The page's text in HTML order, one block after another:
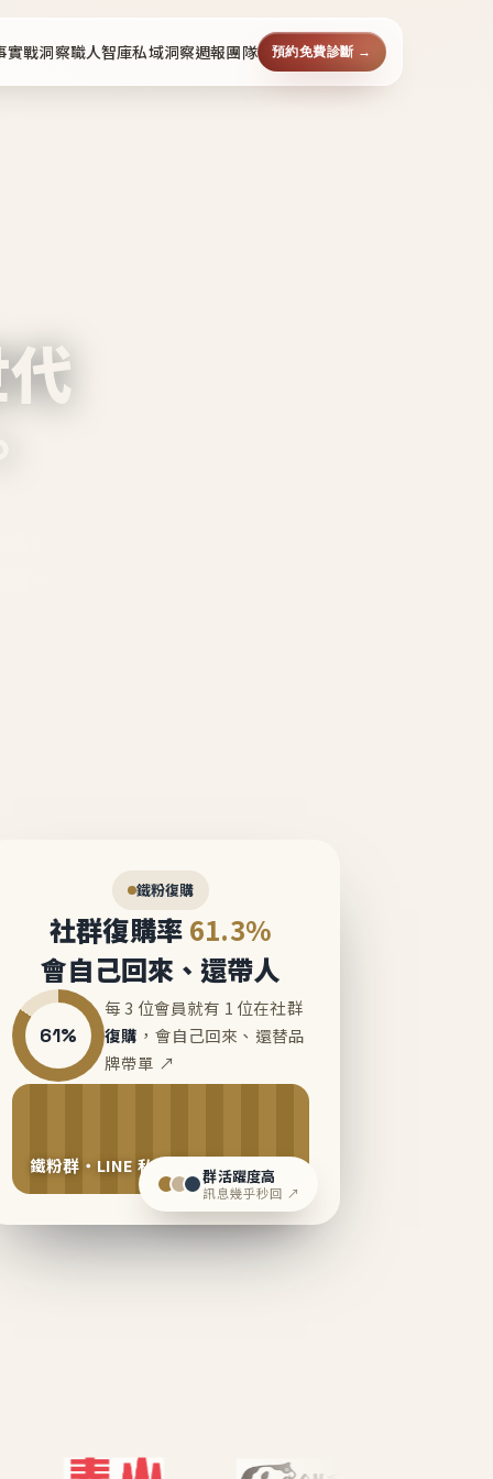
實戰洞察職人智庫私域洞察週報團隊 預約免費診斷 →
鐵粉復購
社群復購率 61.3%
會自己回來、還帶人
61%
每 3 位會員就有 1 位在社群
復購 ，會自己回來、還替品
牌帶單 ↗
鐵粉群・LINE 私域運營中群活躍度高
訊息幾乎秒回 ↗